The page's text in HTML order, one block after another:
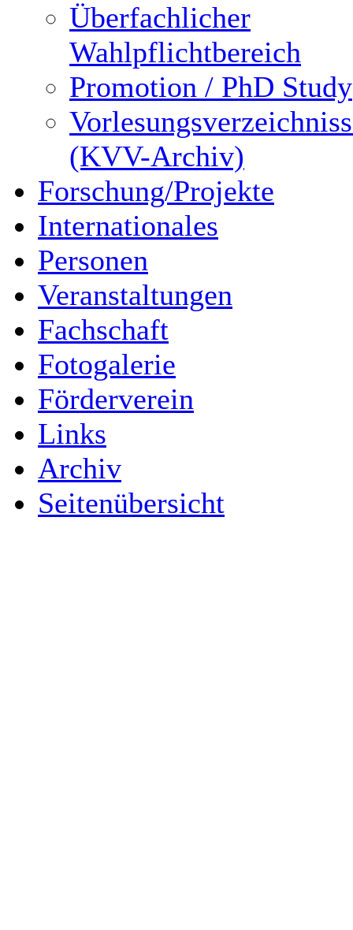
Überfachlicher
Wahlpflichtbereich
Promotion / PhD Study
(KVV-Archiv)
Forschung/Projekte
Internationales
Personen
Veranstaltungen
Fachschaft
Fotogalerie
Förderverein
Links
Archiv
Seitenübersicht